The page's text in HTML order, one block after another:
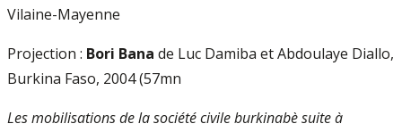
Vilaine-Mayenne
Projection : Bori Bana de Luc Damiba et Abdoulaye Diallo,
Burkina Faso, 2004 (57mn
Les mobilisations de la société civile burkinabè suite à